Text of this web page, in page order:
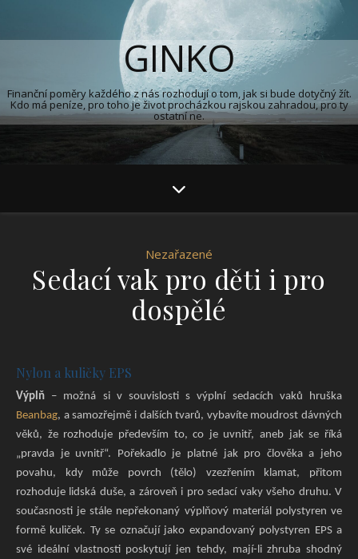
GINKO
Finanční poměry každého z nás rozhodují o tom, jak si bude dotyčný žít.
Kdo má peníze, pro toho je život procházkou rajskou zahradou, pro ty
ostatní ne.
Nezařazené
Sedací vak pro děti i pro
dospělé
Nylon a kuličky EPS
Výplň – možná si v souvislosti s výplní sedacích vaků hruška
Beanbag, a samozřejmě i dalších tvarů, vybavíte moudrost dávných
věků, že rozhoduje především to, co je uvnitř, aneb jak se říká
„pravda je uvnitř“. Pořekadlo je platné jak pro člověka a jeho
povahu, kdy může povrch (tělo) vzezřením klamat, přitom
rozhoduje lidská duše, a zároveň i pro sedací vaky všeho druhu. V
současnosti je stále nepřekonaný výplňový materiál polystyren ve
formě kuliček. Ty se označují jako expandovaný polystyren EPS a
své ideální vlastnosti poskytují jen tehdy, mají-li zhruba shodný